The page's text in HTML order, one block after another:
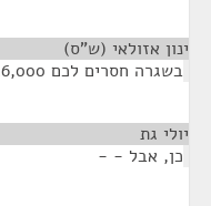
ינון אזולאי (ש"ס)
בשגרה חסרים לכם 6,000, נכון?
יולי גת
כן, אבל - -